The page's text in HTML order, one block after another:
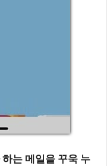
는 메일을 꾸욱 누